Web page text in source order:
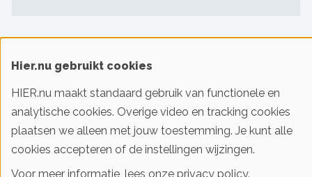
Footer
sitelinks
© 2016-2026 Klimaatstichting HIER
Iedereen slim met energie. HIER helpt je!
Hier.nu gebruikt cookies
HIER.nu maakt standaard gebruik van functionele en
analytische cookies. Overige video en tracking cookies
plaatsen we alleen met jouw toestemming. Je kunt alle
cookies accepteren of de instellingen wijzingen.
Voor meer informatie, lees onze privacy policy.